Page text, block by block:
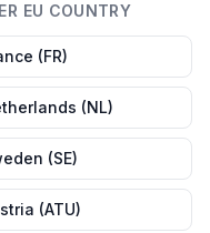
EU COUNTRY
(FR)
(NL)
(SE)
(ATU)